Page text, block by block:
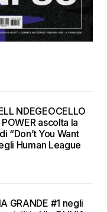
NDEGEOCELLO
ascolta la
“Don’t You Want
Human League
GRANDE #1 negli